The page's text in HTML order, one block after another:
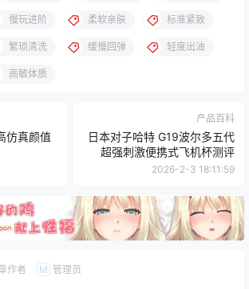
慢玩进阶 柔软亲肤 标准紧致
繁琐清洗 缓慢回弹 轻度出油
高敏体质
仿真颜值
产品百科
日本对子哈特 G19波尔多五代
超强刺激便携式飞机杯测评
2026-2-3 18:11:59
作者 M 管理员